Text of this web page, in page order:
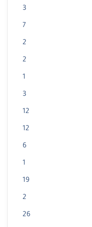
3
7
2
2
1
3
12
12
6
1
19
2
26